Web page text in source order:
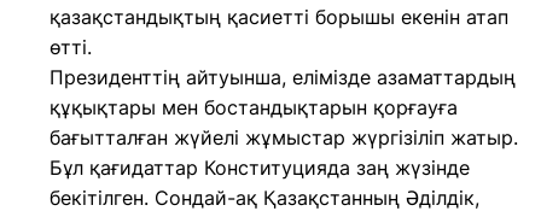
қазақстандықтың қасиетті борышы екенін атап
өтті.
Президенттің айтуынша, елімізде азаматтардың
құқықтары мен бостандықтарын қорғауға
бағытталған жүйелі жұмыстар жүргізіліп жатыр.
Бұл қағидаттар Конституцияда заң жүзінде
бекітілген. Сондай-ақ Қазақстанның Әділдік,